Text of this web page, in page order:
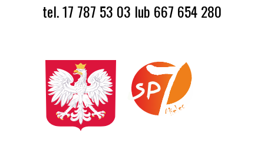
tel. 17 787 53 03 lub 667 654 280